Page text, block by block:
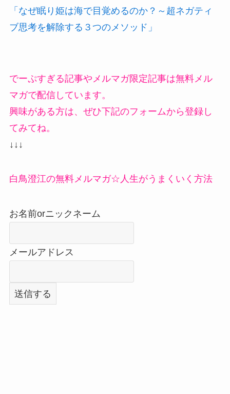
「なぜ眠り姫は海で目覚めるのか？～超ネガティ
ブ思考を解除する３つのメソッド」
でーぷすぎる記事やメルマガ限定記事は無料メル
マガで配信しています。
興味がある方は、ぜひ下記のフォームから登録し
てみてね。
↓↓↓
白鳥澄江の無料メルマガ☆人生がうまくいく方法
お名前orニックネーム
メールアドレス